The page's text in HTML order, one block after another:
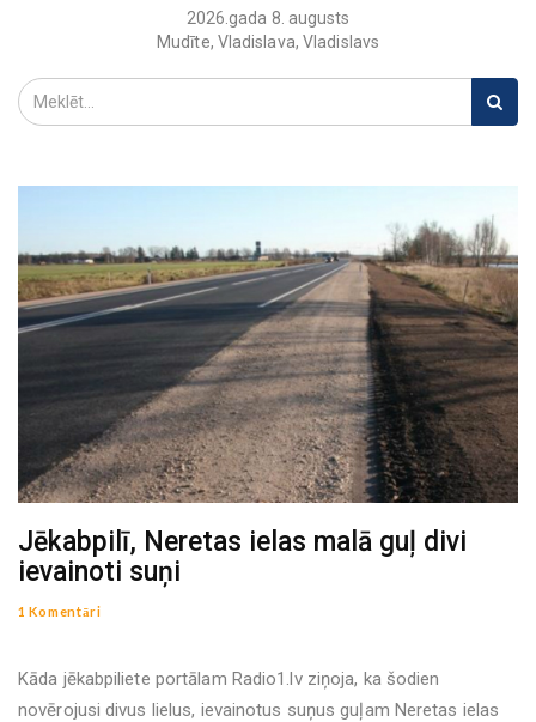
2026.gada 8. augusts
Mudīte, Vladislava, Vladislavs
Jēkabpilī, Neretas ielas malā guļ divi
ievainoti suņi
1 Komentāri
Kāda jēkabpiliete portālam Radio1.lv ziņoja, ka šodien
novērojusi divus lielus, ievainotus suņus guļam Neretas ielas